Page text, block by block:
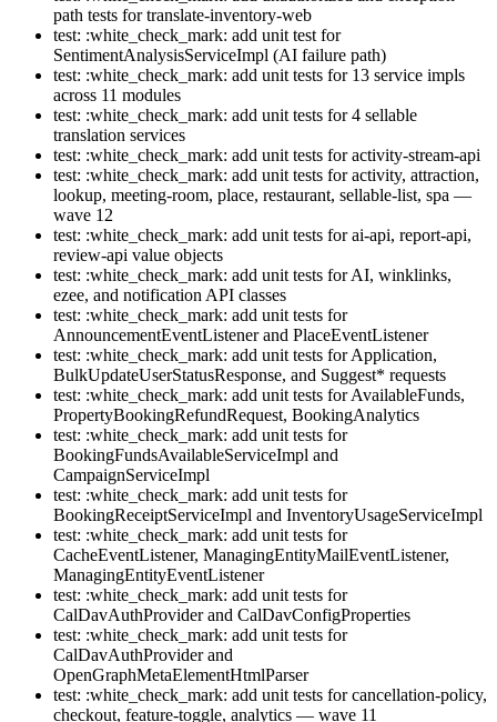
path tests for translate-inventory-web
test: :white_check_mark: add unit test for
SentimentAnalysisServiceImpl (AI failure path)
test: :white_check_mark: add unit tests for 13 service impls
across 11 modules
test: :white_check_mark: add unit tests for 4 sellable
translation services
test: :white_check_mark: add unit tests for activity-stream-api
test: :white_check_mark: add unit tests for activity, attraction,
lookup, meeting-room, place, restaurant, sellable-list, spa —
wave 12
test: :white_check_mark: add unit tests for ai-api, report-api,
review-api value objects
test: :white_check_mark: add unit tests for AI, winklinks,
ezee, and notification API classes
test: :white_check_mark: add unit tests for
AnnouncementEventListener and PlaceEventListener
test: :white_check_mark: add unit tests for Application,
BulkUpdateUserStatusResponse, and Suggest* requests
test: :white_check_mark: add unit tests for AvailableFunds,
PropertyBookingRefundRequest, BookingAnalytics
test: :white_check_mark: add unit tests for
BookingFundsAvailableServiceImpl and
CampaignServiceImpl
test: :white_check_mark: add unit tests for
BookingReceiptServiceImpl and InventoryUsageServiceImpl
test: :white_check_mark: add unit tests for
CacheEventListener, ManagingEntityMailEventListener,
ManagingEntityEventListener
test: :white_check_mark: add unit tests for
CalDavAuthProvider and CalDavConfigProperties
test: :white_check_mark: add unit tests for
CalDavAuthProvider and
OpenGraphMetaElementHtmlParser
test: :white_check_mark: add unit tests for cancellation-policy,
checkout, feature-toggle, analytics — wave 11